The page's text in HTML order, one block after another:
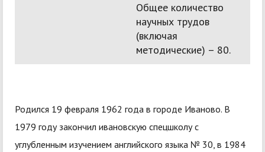
Общее количество
научных трудов
(включая
методические) – 80.
Родился 19 февраля 1962 года в городе Иваново. В
1979 году закончил ивановскую спецшколу с
углубленным изучением английского языка № 30, в 1984